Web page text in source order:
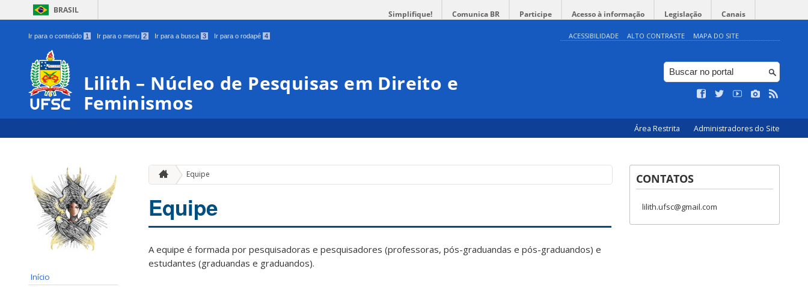
BRASIL Simplifique! Comunica BR Participe Acesso à informação Legislação Canais
Ir para o conteúdo 1 Ir para o menu 2 Ir para a busca 3 Ir para o rodapé 4 ACESSIBILIDADE ALTO CONTRASTE MAPA DO SITE
Lilith – Núcleo de Pesquisas em Direito e
Feminismos
Área Restrita Administradores do Site
Início
Equipe
Equipe
A equipe é formada por pesquisadoras e pesquisadores (professoras, pós-graduandas e pós-graduandos) e
estudantes (graduandas e graduandos).
CONTATOS
lilith.ufsc@gmail.com